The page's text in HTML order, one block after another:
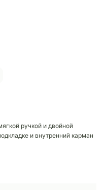
ручкой и двойной
и внутренний карман